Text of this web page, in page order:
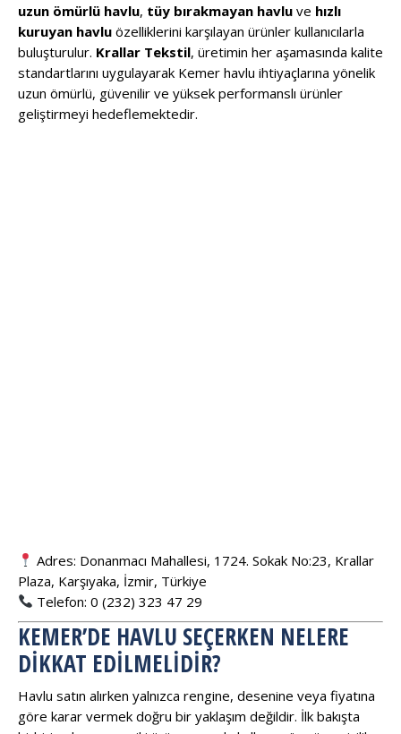
uzun ömürlü havlu, tüy bırakmayan havlu ve hızlı
kuruyan havlu özelliklerini karşılayan ürünler kullanıcılarla
buluşturulur. Krallar Tekstil, üretimin her aşamasında kalite
standartlarını uygulayarak Kemer havlu ihtiyaçlarına yönelik
uzun ömürlü, güvenilir ve yüksek performanslı ürünler
geliştirmeyi hedeflemektedir.
Adres: Donanmacı Mahallesi, 1724. Sokak No:23, Krallar
Plaza, Karşıyaka, İzmir, Türkiye
Telefon: 0 (232) 323 47 29
KEMER’DE HAVLU SEÇERKEN NELERE
DIKKAT EDILMELIDIR?
Havlu satın alırken yalnızca rengine, desenine veya fiyatına
göre karar vermek doğru bir yaklaşım değildir. İlk bakışta